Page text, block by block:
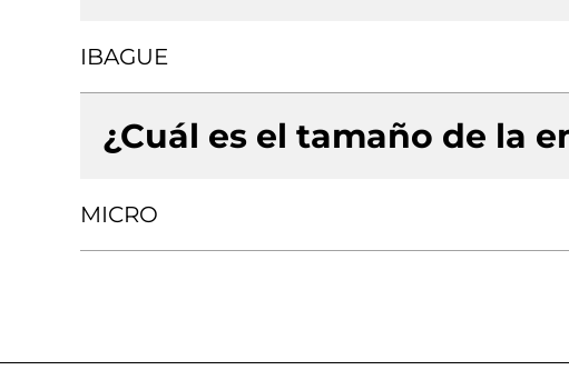
IBAGUE
¿Cuál es el tamaño de la
MICRO